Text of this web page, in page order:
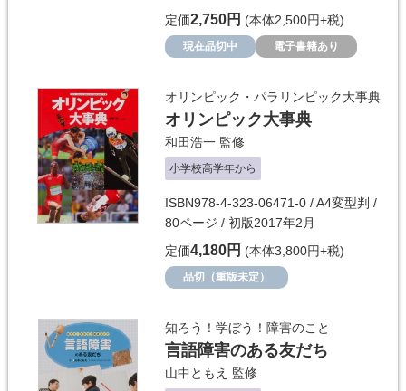
定価2,750円 (本体2,500円+税)
現在品切中 電子書籍あり
オリンピック・パラリンピック大事典
オリンピック大事典
和田浩一 監修
小学校高学年から
ISBN978-4-323-06471-0 / A4変型判 /
80ページ / 初版2017年2月
定価4,180円 (本体3,800円+税)
品切（重版未定）
知ろう！学ぼう！障害のこと
言語障害のある友だち
山中ともえ 監修